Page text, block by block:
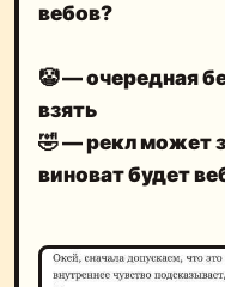
вебов?
🤡 — очередная
взять
🤣— рекл может
виноват будет